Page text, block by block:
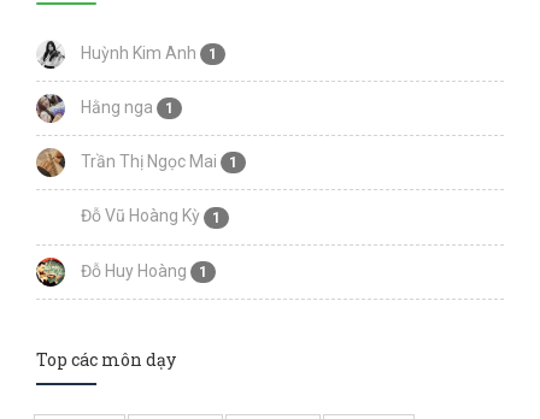
Huỳnh Kim Anh 1
Hằng nga 1
Trần Thị Ngọc Mai 1
Đỗ Vũ Hoàng Kỳ 1
Đỗ Huy Hoàng 1
Top các môn dạy